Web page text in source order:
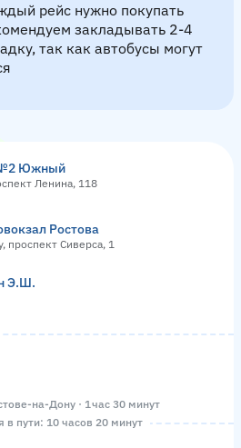
рейс нужно покупать
закладывать 2-4
так как автобусы могут
№2 Южный
Ленина, 118
Ростова
проспект Сиверса, 1
Э.Ш.
на-Дону · 1 час 30 минут
пути: 10 часов 20 минут